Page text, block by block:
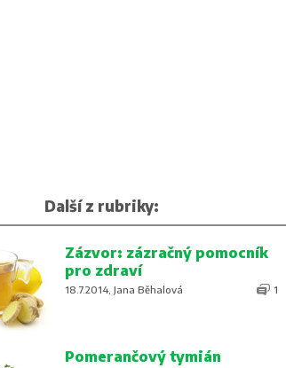
Další z rubriky:
Zázvor: zázračný pomocník
pro zdraví
18.7.2014, Jana Běhalová 1
Pomerančový tymián